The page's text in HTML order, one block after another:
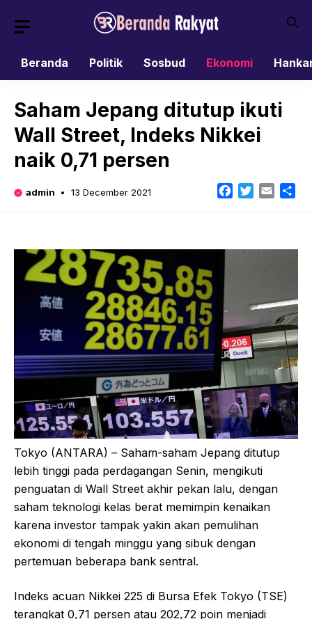
Beranda
Politik Sosbud Ekonomi
Saham Jepang ditutup ikuti
Wall Street, Indeks Nikkei
naik 0,71 persen
admin 13 December 2021 Facebook
TwitterEmail
Tokyo (ANTARA) – Saham-saham Jepang ditutup
lebih tinggi pada perdagangan Senin, mengikuti
penguatan di Wall Street akhir pekan lalu, dengan
saham teknologi kelas berat memimpin kenaikan
karena investor tampak yakin akan pemulihan
ekonomi di tengah minggu yang sibuk dengan
pertemuan beberapa bank sentral.
Indeks acuan Nikkei 225 di Bursa Efek Tokyo (TSE)
terangkat 0,71 persen atau 202,72 poin menjadi